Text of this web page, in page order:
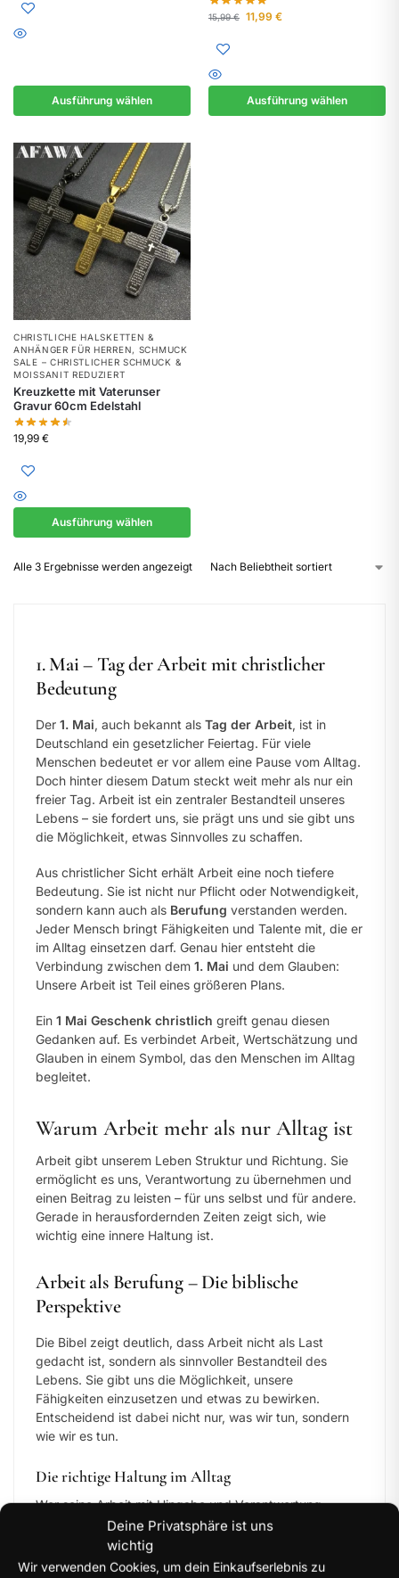
Deine Privatsphäre ist uns
wichtig
Wir verwenden Cookies, um dein Einkaufserlebnis zu
Ausführung wählen
15,99€ 11,99 €
Ausführung wählen
CHRISTLICHE HALSKETTEN &
ANHÄNGER FÜR HERREN, SCHMUCK
SALE – CHRISTLICHER SCHMUCK &
MOISSANIT REDUZIERT
Kreuzkette mit Vaterunser
Gravur 60cm Edelstahl
19,99 €
Ausführung wählen
Alle 3 Ergebnisse werden angezeigt
1. Mai – Tag der Arbeit mit christlicher
Bedeutung
Der 1. Mai, auch bekannt als Tag der Arbeit, ist in
Deutschland ein gesetzlicher Feiertag. Für viele
Menschen bedeutet er vor allem eine Pause vom Alltag.
Doch hinter diesem Datum steckt weit mehr als nur ein
freier Tag. Arbeit ist ein zentraler Bestandteil unseres
Lebens – sie fordert uns, sie prägt uns und sie gibt uns
die Möglichkeit, etwas Sinnvolles zu schaffen.
Aus christlicher Sicht erhält Arbeit eine noch tiefere
Bedeutung. Sie ist nicht nur Pflicht oder Notwendigkeit,
sondern kann auch als Berufung verstanden werden.
Jeder Mensch bringt Fähigkeiten und Talente mit, die er
im Alltag einsetzen darf. Genau hier entsteht die
Verbindung zwischen dem 1. Mai und dem Glauben:
Unsere Arbeit ist Teil eines größeren Plans.
Ein 1 Mai Geschenk christlich greift genau diesen
Gedanken auf. Es verbindet Arbeit, Wertschätzung und
Glauben in einem Symbol, das den Menschen im Alltag
begleitet.
Warum Arbeit mehr als nur Alltag ist
Arbeit gibt unserem Leben Struktur und Richtung. Sie
ermöglicht es uns, Verantwortung zu übernehmen und
einen Beitrag zu leisten – für uns selbst und für andere.
Gerade in herausfordernden Zeiten zeigt sich, wie
wichtig eine innere Haltung ist.
Arbeit als Berufung – Die biblische
Perspektive
Die Bibel zeigt deutlich, dass Arbeit nicht als Last
gedacht ist, sondern als sinnvoller Bestandteil des
Lebens. Sie gibt uns die Möglichkeit, unsere
Fähigkeiten einzusetzen und etwas zu bewirken.
Entscheidend ist dabei nicht nur, was wir tun, sondern
wie wir es tun.
Die richtige Haltung im Alltag
Wer seine Arbeit mit Hingabe und Verantwortung
ausführt, erkennt schnell, dass sie mehr ist als nur eine
Aufgabe. Sie wird zu einem Ausdruck von Charakter,
Glauben und innerer Stärke.